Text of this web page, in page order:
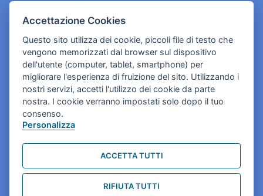
Cookies e informativa privacy
Accettazione Cookies
Questo sito utilizza dei cookie, piccoli file di testo che
vengono memorizzati dal browser sul dispositivo
dell'utente (computer, tablet, smartphone) per
migliorare l'esperienza di fruizione del sito. Utilizzando i
nostri servizi, accetti l'utilizzo dei cookie da parte
nostra. I cookie verranno impostati solo dopo il tuo
consenso.
Personalizza
ACCETTA TUTTI
RIFIUTA TUTTI